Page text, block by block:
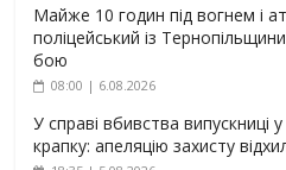
Майже 10 годин під вогнем і
поліцейський із
бою
08:00 | 6.08.2026
У справі вбивства випускниці
крапку: апеляцію захисту